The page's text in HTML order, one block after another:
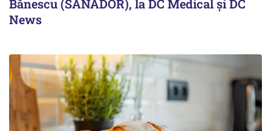
Bănescu (SANADOR), la DC Medical și DC
News